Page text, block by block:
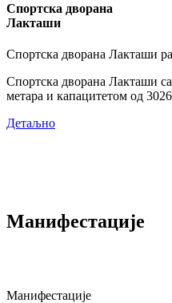
Спортска дворана
Лакташи
Спортска дворана Лакташи
Спортска дворана Лакташи
метара и капацитетом од
Детаљно
Манифестације
Манифестације